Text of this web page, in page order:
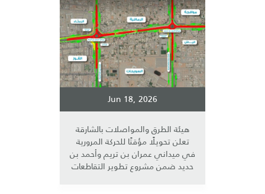
Jun 18, 2026
هيئة الطرق والمواصلات بالشارقة
تعلن تحويلًا مؤقتًا للحركة المرورية
في ميداني عمران بن تريم وأحمد بن
حديد ضمن مشروع تطوير التقاطعات